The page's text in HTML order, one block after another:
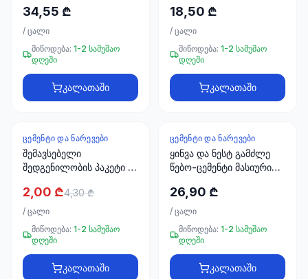
სახლი და
10
23
66
33
34,55 ₾
/ ცალი
მიწოდება: 1-2 სამუშაო
დღეში
კალათაში
18,50 ₾
/ ცალი
მიწოდება: 1-2 სამუშაო
დღეში
კალათაში
-53%
ᲪᲔᲛᲔᲜᲢᲘ ᲓᲐ ᲜᲐᲠᲔᲕᲔᲑᲘ
შემავსებელი
შედგენილობის პაკეტი 1
2,00 ₾4,30 ₾
/ ცალი
მიწოდება: 1-2 სამუშაო
დღეში
კალათაში
ᲪᲔᲛᲔᲜᲢᲘ ᲓᲐ ᲜᲐᲠᲔᲕᲔᲑᲘ
ყინვა და ნესტ გამძლე
წებო-ცემენტი მასიური
25კგ NOVA
26,90 ₾
/ ცალი
მიწოდება: 1-2 სამუშაო
დღეში
კალათაში